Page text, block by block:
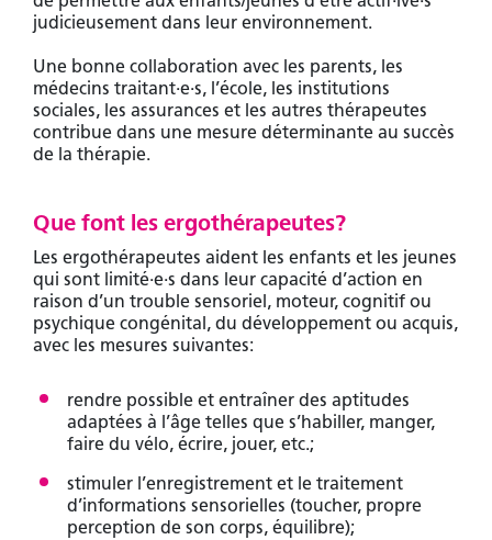
judicieusement dans leur environnement.
Une bonne collaboration avec les parents, les
médecins traitant·e·s, l’école, les institutions
sociales, les assurances et les autres thérapeutes
contribue dans une mesure déterminante au succès
de la thérapie.
Que font les ergothérapeutes?
Les ergothérapeutes aident les enfants et les jeunes
qui sont limité·e·s dans leur capacité d’action en
raison d’un trouble sensoriel, moteur, cognitif ou
psychique congénital, du développement ou acquis,
avec les mesures suivantes:
rendre possible et entraîner des aptitudes
adaptées à l’âge telles que s’habiller, manger,
faire du vélo, écrire, jouer, etc.;
stimuler l’enregistrement et le traitement
d’informations sensorielles (toucher, propre
perception de son corps, équilibre);